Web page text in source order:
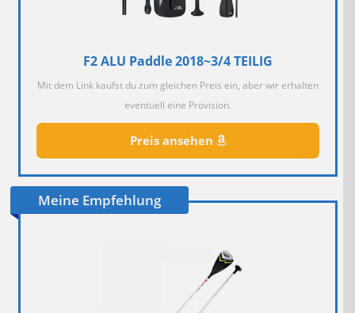
F2 ALU Paddle 2018~3/4 TEILIG
Mit dem Link kaufst du zum gleichen Preis ein, aber wir erhalten
eventuell eine Provision.
Preis ansehen
Meine Empfehlung